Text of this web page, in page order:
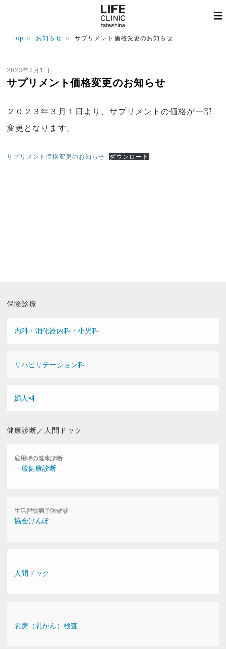
top お知らせ サプリメント価格変更のお知らせ
2023年2月1日
サプリメント価格変更のお知らせ
２０２３年３月１日より、サプリメントの価格が一部
変更となります。
サプリメント価格変更のお知らせ ダウンロード
保険診療
内科・消化器内科・小児科
リハビリテーション科
婦人科
健康診断／人間ドック
雇用時の健康診断
一般健康診断
生活習慣病予防健診
協会けんぽ
人間ドック
乳房（乳がん）検査